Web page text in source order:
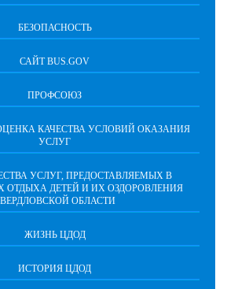
БЕЗОПАСНОСТЬ
САЙТ BUS.GOV
ПРОФСОЮЗ
КАЧЕСТВА УСЛОВИЙ ОКАЗАНИЯ
УСЛУГ
УСЛУГ, ПРЕДОСТАВЛЯЕМЫХ В
ОТДЫХА ДЕТЕЙ И ИХ ОЗДОРОВЛЕНИЯ
ОБЛАСТИ
ЖИЗНЬ ЦДОД
ИСТОРИЯ ЦДОД